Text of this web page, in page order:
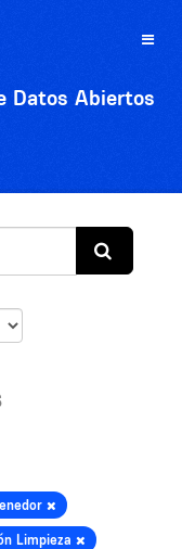
Toggle
Datos Abiertos
Limpieza